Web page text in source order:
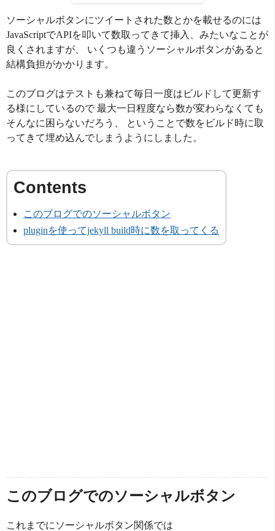
ソーシャルボタンにツイートされた数とかを載せるのには
JavaScriptでAPIを叩いて数取ってきて挿入、みたいなことが
良くされますが、 いくつも違うソーシャルボタンがあると
結構負担がかかります。
このブログはテストも兼ねて毎日一度はビルドして更新す
る様にしているので 最大一日程度なら数が変わらなくても
そんなに困らないだろう、 ということで数をビルド時に取
ってきて埋め込んでしまうようにしました。
このブログでのソーシャルボタン
pluginを使ってjekyll build時に数を取ってくる
このブログでのソーシャルボタン
これまでにソーシャルボタン関係では